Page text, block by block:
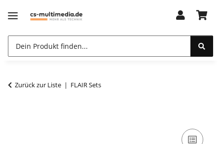
Zurück zur Liste FLAIR Sets